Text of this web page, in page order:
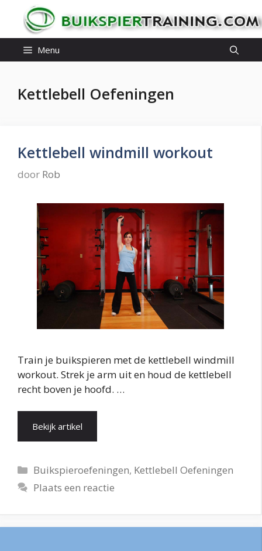
de
inhoud Menu
Kettlebell Oefeningen
Kettlebell windmill workout
door Rob
Train je buikspieren met de kettlebell windmill
workout. Strek je arm uit en houd de kettlebell
recht boven je hoofd. …
Bekijk artikel
Categorieën
Buikspieroefeningen, Kettlebell Oefeningen
Plaats een reactie